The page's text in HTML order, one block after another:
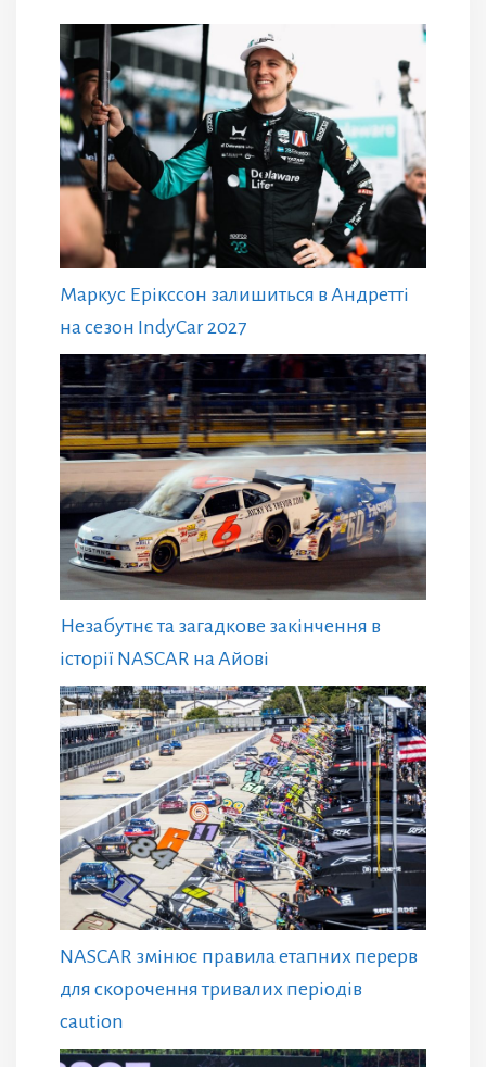
Маркус Ерікссон залишиться в Андретті
на сезон IndyCar 2027
Незабутнє та загадкове закінчення в
історії NASCAR на Айові
NASCAR змінює правила етапних перерв
для скорочення тривалих періодів
caution